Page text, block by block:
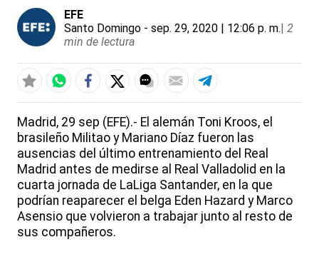
EFE
Santo Domingo - sep. 29, 2020 | 12:06 p. m.| 2
min de lectura
Madrid, 29 sep (EFE).- El alemán Toni Kroos, el
brasileño Militao y Mariano Díaz fueron las
ausencias del último entrenamiento del Real
Madrid antes de medirse al Real Valladolid en la
cuarta jornada de LaLiga Santander, en la que
podrían reaparecer el belga Eden Hazard y Marco
Asensio que volvieron a trabajar junto al resto de
sus compañeros.